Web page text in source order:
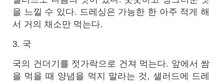
을 느낄 수 있다. 드레싱은 가능한 한 아주 적게 해
서 거의 채소만 먹는다.
3. 국
국의 건더기를 젓가락으로 건져 먹는다. 앞에서 쌈
을 먹을 때 양념을 먹지 말라는 것, 샐러드에 드레